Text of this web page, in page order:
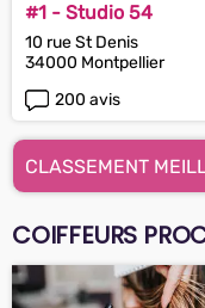
#1 - Studio 54
10 rue St Denis
34000 Montpellier
200 avis
CLASSEMENT
COIFFEURS